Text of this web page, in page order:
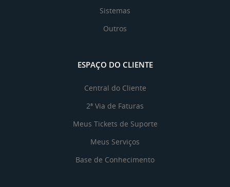
Sistemas
Outros
ESPAÇO DO CLIENTE
Central do Cliente
2ª Via de Faturas
Meus Tickets de Suporte
Meus Serviços
Base de Conhecimento